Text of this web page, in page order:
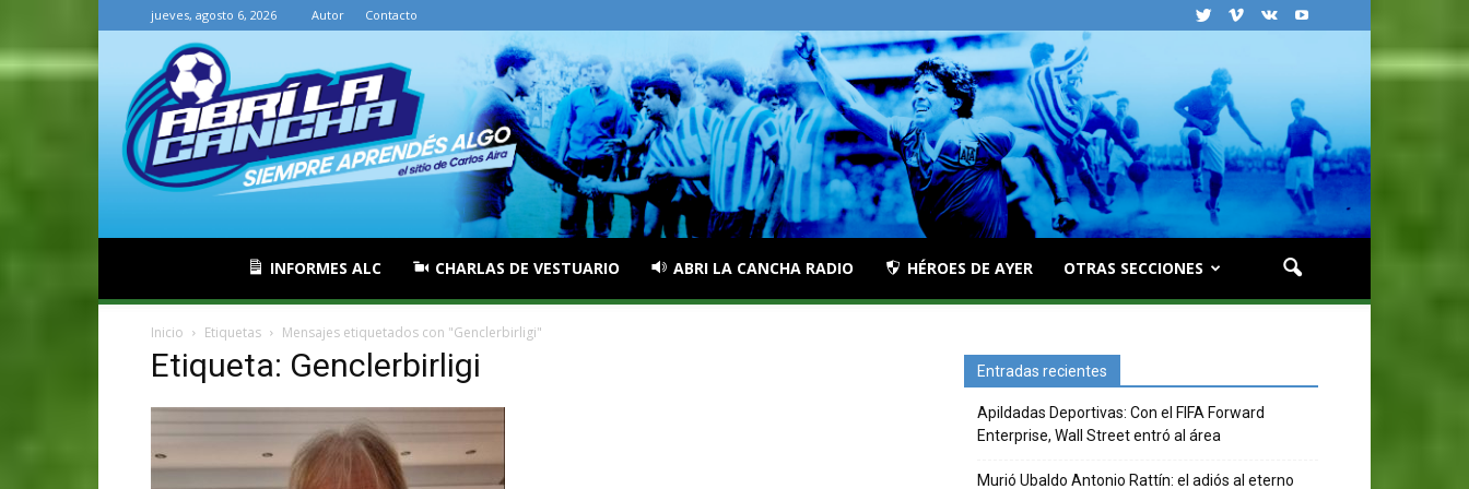
jueves, agosto 6, 2026 Autor Contacto
INFORMES ALC CHARLAS DE VESTUARIO ABRI LA CANCHA RADIO HÉROES DE AYER OTRAS SECCIONES
Inicio Etiquetas Mensajes etiquetados con "Genclerbirligi"
Etiqueta: Genclerbirligi Entradas recientes
Apildadas Deportivas: Con el FIFA Forward
Enterprise, Wall Street entró al área
Murió Ubaldo Antonio Rattín: el adiós al eterno